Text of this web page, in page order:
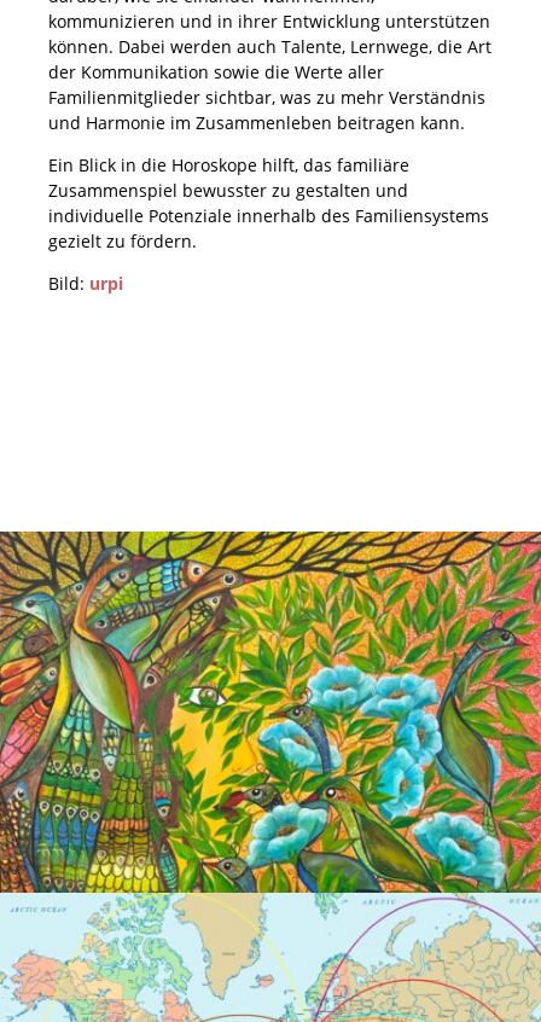
kommunizieren und in ihrer Entwicklung unterstützen
können. Dabei werden auch Talente, Lernwege, die Art
der Kommunikation sowie die Werte aller
Familienmitglieder sichtbar, was zu mehr Verständnis
und Harmonie im Zusammenleben beitragen kann.
Ein Blick in die Horoskope hilft, das familiäre
Zusammenspiel bewusster zu gestalten und
individuelle Potenziale innerhalb des Familiensystems
gezielt zu fördern.
Bild: urpi